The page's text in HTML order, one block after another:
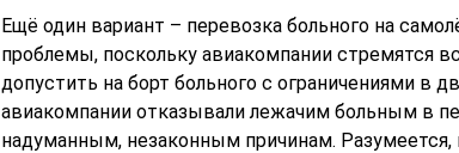
Ещё один вариант – перевозка больного на
проблемы, поскольку авиакомпании стремятся
допустить на борт больного с ограничениями в
авиакомпании отказывали лежачим больным в
надуманным, незаконным причинам. Разумеется,